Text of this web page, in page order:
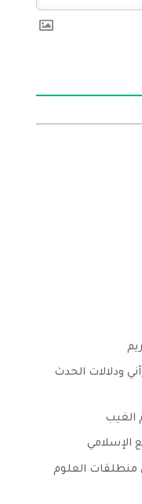
ودلالات الحدث
الغيب
الإسلامي
منطلقات العلوم